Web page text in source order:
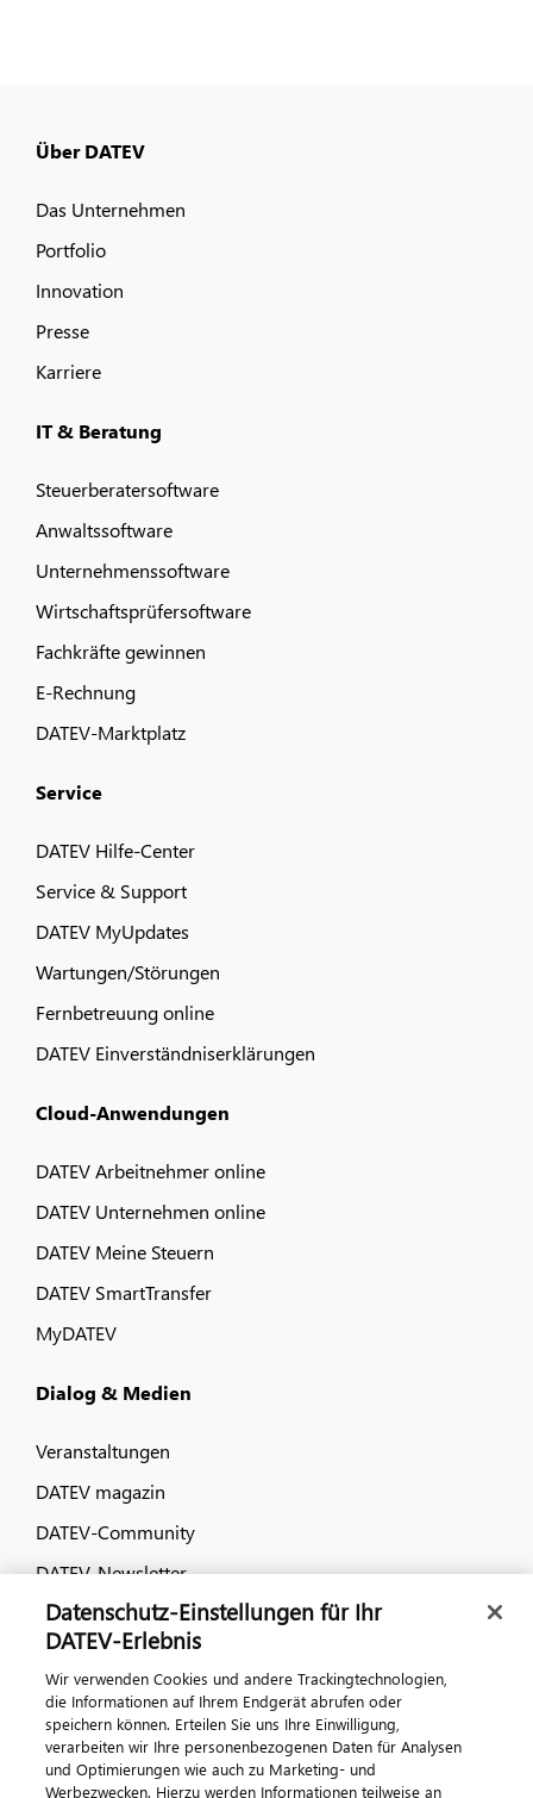
Über DATEV
Das Unternehmen
Portfolio
Innovation
Presse
Karriere
IT & Beratung
Steuerberatersoftware
Anwaltssoftware
Unternehmenssoftware
Wirtschaftsprüfersoftware
Fachkräfte gewinnen
E-Rechnung
DATEV-Marktplatz
Service
DATEV Hilfe-Center
Service & Support
DATEV MyUpdates
Wartungen/Störungen
Fernbetreuung online
DATEV Einverständniserklärungen
Cloud-Anwendungen
DATEV Arbeitnehmer online
DATEV Unternehmen online
DATEV Meine Steuern
DATEV SmartTransfer
MyDATEV
Dialog & Medien
Veranstaltungen
DATEV magazin
DATEV-Community
DATEV-Newsletter
Kontaktieren Sie uns
Datenschutz-Einstellungen für Ihr
DATEV-Erlebnis
Wir verwenden Cookies und andere Trackingtechnologien,
die Informationen auf Ihrem Endgerät abrufen oder
speichern können. Erteilen Sie uns Ihre Einwilligung,
verarbeiten wir Ihre personenbezogenen Daten für Analysen
und Optimierungen wie auch zu Marketing- und
Werbezwecken. Hierzu werden Informationen teilweise an